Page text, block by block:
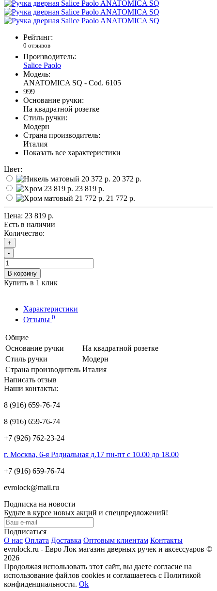
Рейтинг:
0 отзывов
Производитель:
Salice Paolo
Модель:
ANATOMICA SQ - Cod. 6105
999
Основание ручки:
На квадратной розетке
Стиль ручки:
Модерн
Страна производитель:
Италия
Показать все характеристики
Цвет:
20 372 р.
23 819 р.
21 772 р.
Цена: 23 819 р.
Есть в наличии
Количество:
+
-
В корзину
Купить в 1 клик
Характеристики
Отзывы 0
Общие
Основание ручки
На квадратной розетке
Стиль ручки
Модерн
Страна производитель Италия
Написать отзыв
Наши контакты:
8 (916) 659-76-74
8 (916) 659-76-74
+7 (926) 762-23-24
г. Москва, 6-я Радиальная д.17 пн-пт с 10.00 до 18.00
+7 (916) 659-76-74
evrolock@mail.ru
Подписка на новости
Будьте в курсе новых акций и спецпредложений!
Подписаться
О нас Оплата Доставка Оптовым клиентам Контакты
evrolock.ru - Евро Лок магазин дверных ручек и аксессуаров ©
2026
Продолжая использовать этот сайт, вы даете согласие на
использование файлов cookies и соглашаетесь с Политикой
конфиденциальности. Ok